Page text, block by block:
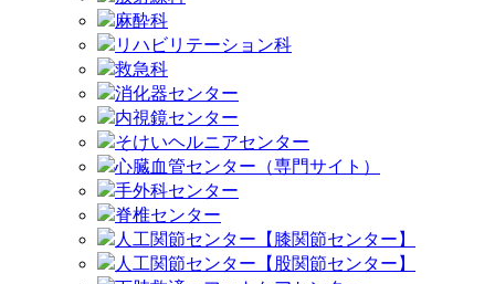
麻酔科
リハビリテーション科
救急科
消化器センター
内視鏡センター
そけいヘルニアセンター
心臓血管センター（専門サイト）
手外科センター
脊椎センター
人工関節センター【膝関節センター】
人工関節センター【股関節センター】